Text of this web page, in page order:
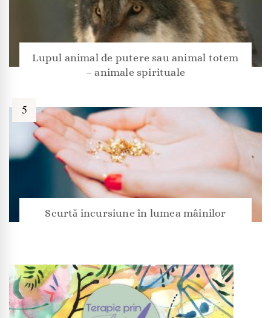
Lupul animal de putere sau animal totem
– animale spirituale
Scurtă incursiune în lumea mâinilor